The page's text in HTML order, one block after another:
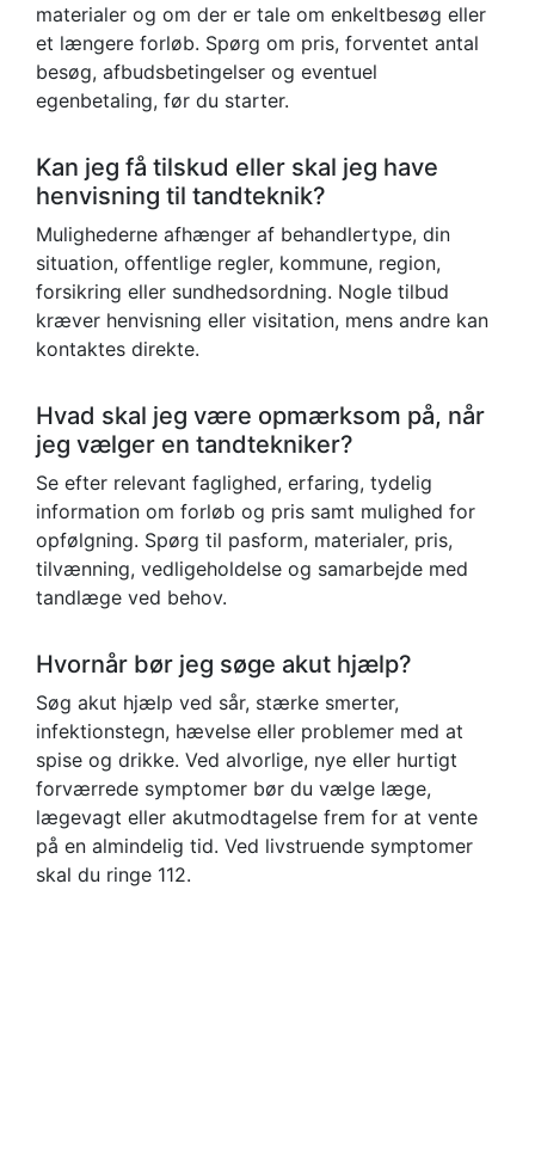
materialer og om der er tale om enkeltbesøg eller
et længere forløb. Spørg om pris, forventet antal
besøg, afbudsbetingelser og eventuel
egenbetaling, før du starter.
Kan jeg få tilskud eller skal jeg have
henvisning til tandteknik?
Mulighederne afhænger af behandlertype, din
situation, offentlige regler, kommune, region,
forsikring eller sundhedsordning. Nogle tilbud
kræver henvisning eller visitation, mens andre kan
kontaktes direkte.
Hvad skal jeg være opmærksom på, når
jeg vælger en tandtekniker?
Se efter relevant faglighed, erfaring, tydelig
information om forløb og pris samt mulighed for
opfølgning. Spørg til pasform, materialer, pris,
tilvænning, vedligeholdelse og samarbejde med
tandlæge ved behov.
Hvornår bør jeg søge akut hjælp?
Søg akut hjælp ved sår, stærke smerter,
infektionstegn, hævelse eller problemer med at
spise og drikke. Ved alvorlige, nye eller hurtigt
forværrede symptomer bør du vælge læge,
lægevagt eller akutmodtagelse frem for at vente
på en almindelig tid. Ved livstruende symptomer
skal du ringe 112.